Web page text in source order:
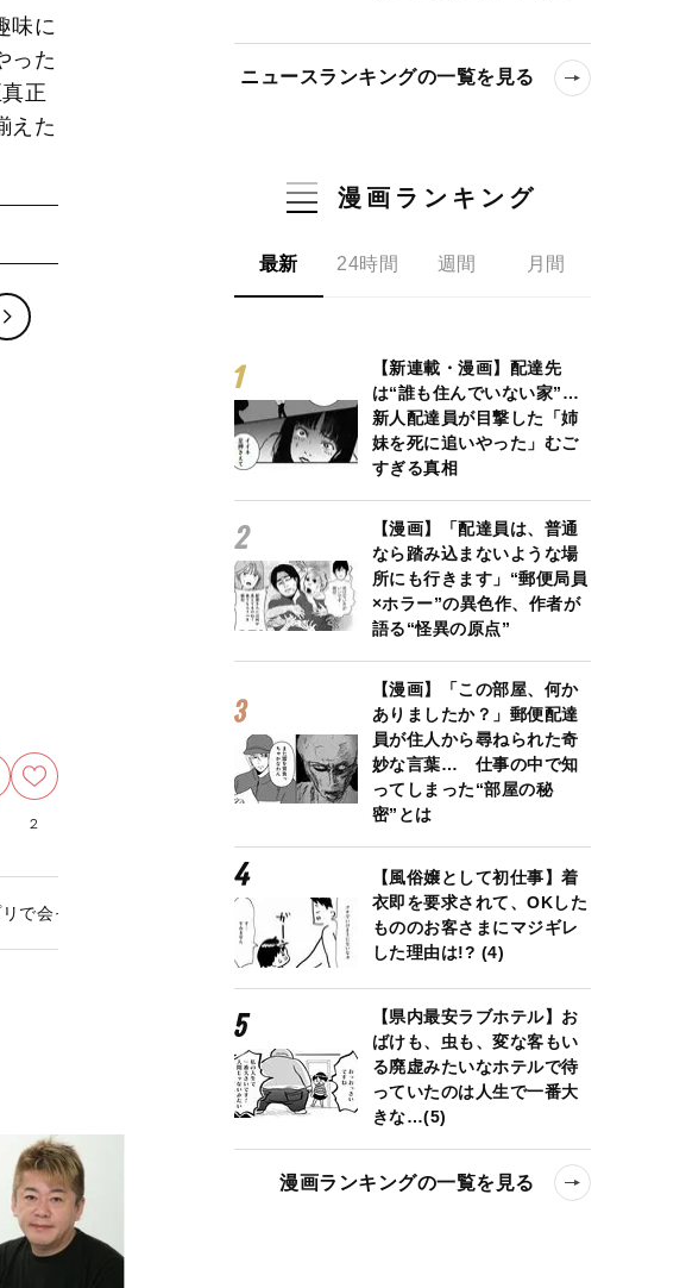
味に
った
正
えた
2
で会ってみたら‥「足立区とか埼玉とかとは面倒で付き合えない」
ニュースランキングの一覧を見る
漫画ランキング
最新 24時間 週間 月間
【新連載・漫画】配達先
は“誰も住んでいない家”…
新人配達員が目撃した「姉
妹を死に追いやった」むご
すぎる真相
【漫画】「配達員は、普通
なら踏み込まないような場
所にも行きます」“郵便局員
×ホラー”の異色作、作者が
語る“怪異の原点”
【漫画】「この部屋、何か
ありましたか？」郵便配達
員が住人から尋ねられた奇
妙な言葉… 仕事の中で知
ってしまった“部屋の秘
密”とは
【風俗嬢として初仕事】着
衣即を要求されて、OKした
もののお客さまにマジギレ
した理由は!? (4)
【県内最安ラブホテル】お
ばけも、虫も、変な客もい
る廃虚みたいなホテルで待
っていたのは人生で一番大
きな…(5)
漫画ランキングの一覧を見る